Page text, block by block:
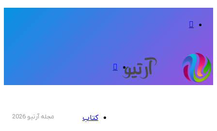
پوسته
کتاب مجله آرتیو 2026